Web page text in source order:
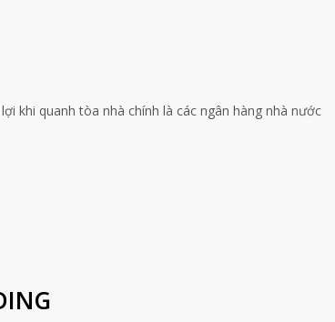
khi quanh tòa nhà chính là các ngân hàng nhà nước